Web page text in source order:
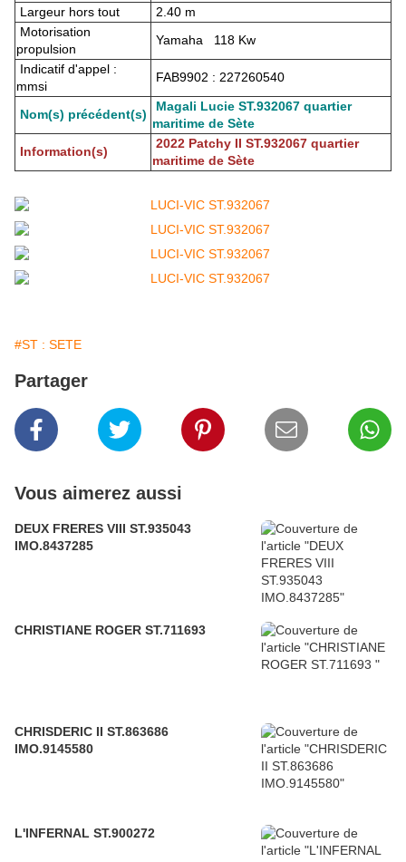
Largeur hors tout
2.40 m
Motorisation
propulsion
Yamaha 118 Kw
Indicatif d'appel :
mmsi
FAB9902 : 227260540
Nom(s) précédent(s)
Magali Lucie ST.932067 quartier
maritime de Sète
Information(s)
2022 Patchy II ST.932067 quartier
maritime de Sète
#ST : SETE
Partager
Vous aimerez aussi
DEUX FRERES VIII ST.935043
IMO.8437285
CHRISTIANE ROGER ST.711693
CHRISDERIC II ST.863686
IMO.9145580
L'INFERNAL ST.900272